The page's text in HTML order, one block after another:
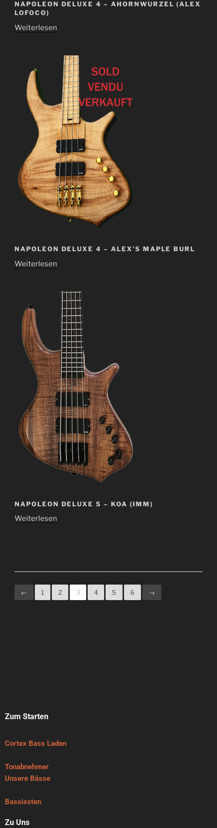
NAPOLEON DELUXE 4 – AHORNWURZEL (ALEX
LOFOCO)
Weiterlesen
NAPOLEON DELUXE 4 – ALEX’S MAPLE BURL
Weiterlesen
NAPOLEON DELUXE 5 – KOA (IMM)
Weiterlesen
← 1 2 3 4 5 6 →
Zum Starten
Cortex Bass Laden
Tonabnehmer
Unsere Bässe
Bassissten
Zu Uns